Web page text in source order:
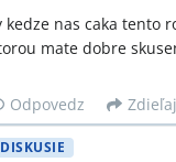
nas caka tento
mate dobre
Odpovedz Zdieľaj